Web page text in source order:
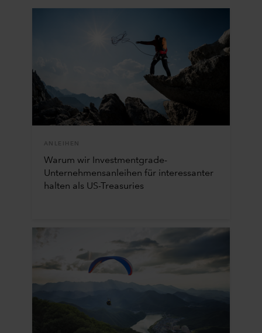
ANLEIHEN
Warum wir Investmentgrade-
Unternehmensanleihen für interessanter
halten als US-Treasuries